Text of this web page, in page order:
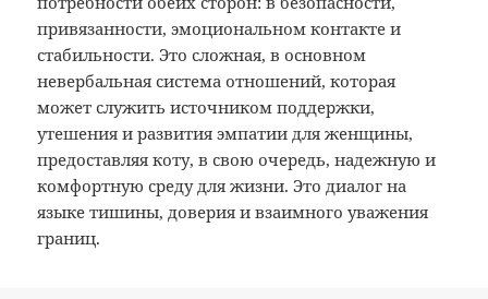
привязанности, эмоциональном контакте и
стабильности. Это сложная, в основном
невербальная система отношений, которая
может служить источником поддержки,
утешения и развития эмпатии для женщины,
предоставляя коту, в свою очередь, надежную и
комфортную среду для жизни. Это диалог на
языке тишины, доверия и взаимного уважения
границ.